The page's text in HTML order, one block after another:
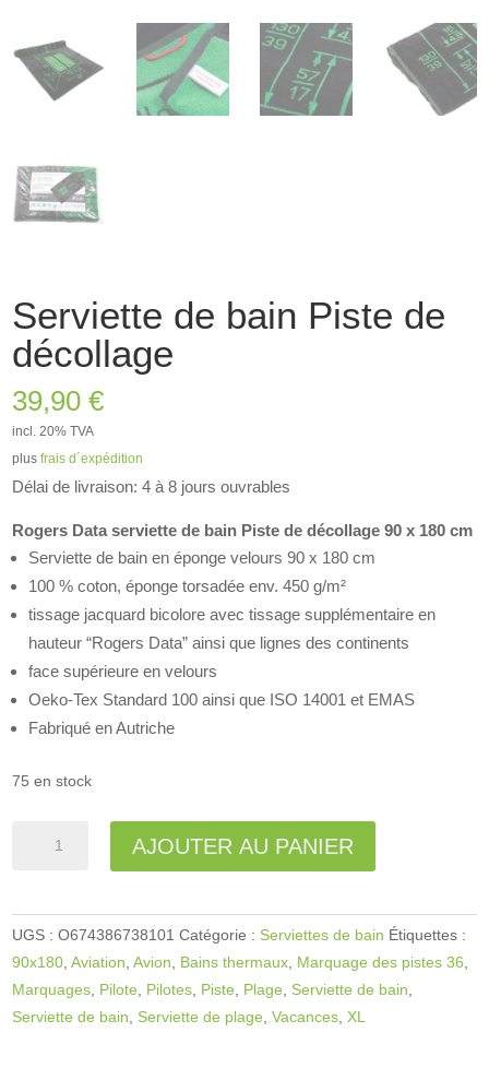
Serviette de bain Piste de
décollage
39,90€
incl. 20% TVA
plusfrais d´expédition
Délai de livraison: 4 à 8 jours ouvrables
Rogers Data serviette de bain Piste de décollage 90 x 180 cm
Serviette de bain en éponge velours 90 x 180 cm
100 % coton, éponge torsadée env. 450 g/m²
tissage jacquard bicolore avec tissage supplémentaire en
hauteur “Rogers Data” ainsi que lignes des continents
face supérieure en velours
Oeko-Tex Standard 100 ainsi que ISO 14001 et EMAS
Fabriqué en Autriche
75 en stock
de
bain
Piste
de
décollage
AJOUTER AU PANIER
e
r
n
a
UGS :O674386738101 Catégorie : Serviettes de bain Étiquettes :
90x180 ,Aviation ,Avion Bains thermaux Marquage des pistes 36
Marquages Pilote Pilotes Piste Plage Serviette de bain
Serviette de bain
Serviette de plage ,Vacances XL